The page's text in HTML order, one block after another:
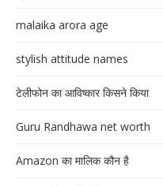
malaika arora age
stylish attitude names
टेलीफोन का आविष्कार किसने किया
Guru Randhawa net worth
Amazon का मालिक कौन है